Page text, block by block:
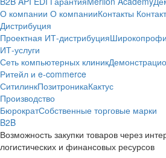
О компании О компанииКонтакты
Дистрибуция
Проектная ИТ-дистрибуция
ИТ-услуги
Сеть компьютерных клиник
Ритейл и e-commerce
СитилинкПозитроникаКактус
Производство
БюрократСобственные торговые марки
B2B
Возможность закупки товаров через
логистических и финансовых ресурсов